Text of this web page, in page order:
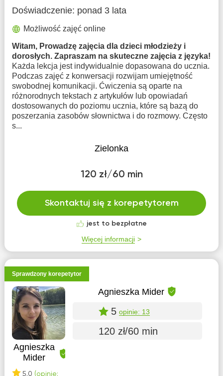
Doświadczenie: ponad 3 lata
Możliwość zajęć online
Witam, Prowadzę zajęcia dla dzieci młodzieży i
dorosłych. Zapraszam na skuteczne zajęcia z języka!
Każda lekcja jest indywidualnie dopasowana do ucznia.
Podczas zajęć z konwersacji rozwijam umiejętność
swobodnej komunikacji. Ćwiczenia są oparte na
różnorodnych tekstach z artykułów lub opowiadań
dostosowanych do poziomu ucznia, które są bazą do
poszerzania zasobów słownictwa i do rozmowy. Często
s...
Zielonka
120 zł/60 min
Skontaktuj się z korepetytorem
jest to bezpłatne
Więcej informacji
Sprawdzony korepetytor
Agnieszka
Mider
5.0 (opinie:
Agnieszka Mider
5 opinie: 13
120 zł/60 min